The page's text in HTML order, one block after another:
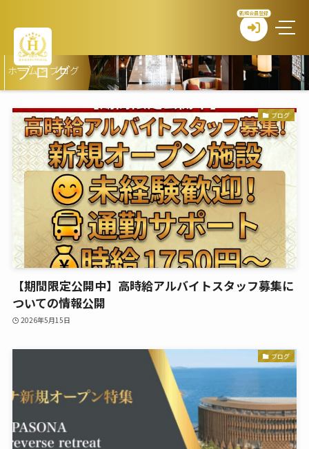
新規会員登録
ブログ
ホーム> ブログ
ブログ
【期間限定公開中】高時給アルバイトスタッフ募集に
ついての情報公開
2026年5月15日
ブログ